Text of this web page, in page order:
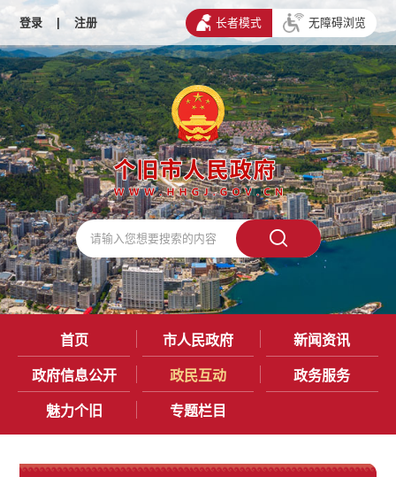
登录 | 注册 长者模式 无障碍浏览
首页 市人民政府 新闻资讯
政府信息公开 政民互动 政务服务
魅力个旧 专题栏目